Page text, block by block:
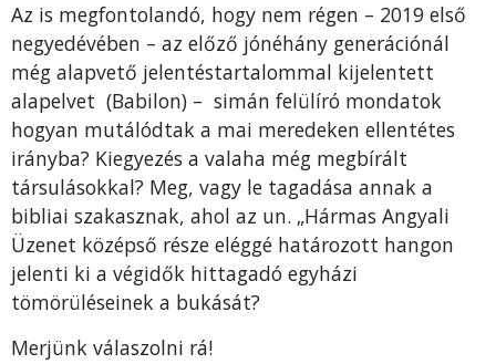
Az is megfontolandó, hogy nem régen – 2019 első
negyedévében – az előző jónéhány generációnál
még alapvető jelentéstartalommal kijelentett
alapelvet (Babilon) – simán felülíró mondatok
hogyan mutálódtak a mai meredeken ellentétes
irányba? Kiegyezés a valaha még megbírált
társulásokkal? Meg, vagy le tagadása annak a
bibliai szakasznak, ahol az un. „Hármas Angyali
Üzenet középső része eléggé határozott hangon
jelenti ki a végidők hittagadó egyházi
tömörüléseinek a bukását?
Merjünk válaszolni rá!